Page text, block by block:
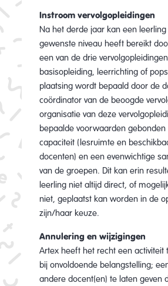
Instroom vervolgopleidingen
Na het derde jaar kan een
gewenste niveau heeft bereikt
een van de drie
basisopleiding, leerrichting of
plaatsing wordt bepaald door de
coördinator van de beoogde
organisatie van deze
bepaalde voorwaarden
capaciteit (lesruimte en
docenten) en een evenwichtige
van de groepen. Dit kan erin
leerling niet altijd direct, of
niet, geplaatst kan worden in de
zijn/haar keuze.
Annulering en wijzigingen
Artex heeft het recht een activiteit
bij onvoldoende belangstelling;
andere docent(en) te laten geven